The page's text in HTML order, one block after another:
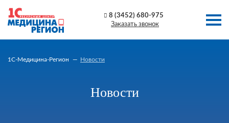
Заказать звонок
8 (3452) 680-975
1C-Медицина-Регион Новости
Новости